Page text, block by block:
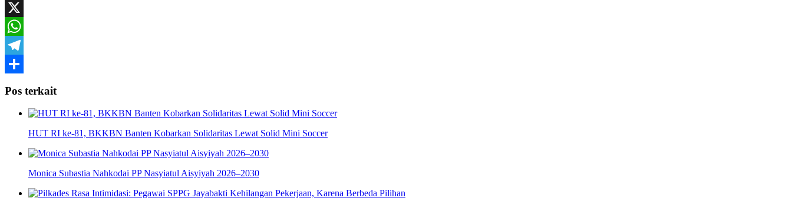
Mail
Facebook
X
WhatsApp
Telegram
Pos terkait
HUT RI ke-81, BKKBN Banten Kobarkan Solidaritas Lewat Solid Mini Soccer
Monica Subastia Nahkodai PP Nasyiatul Aisyiyah 2026–2030